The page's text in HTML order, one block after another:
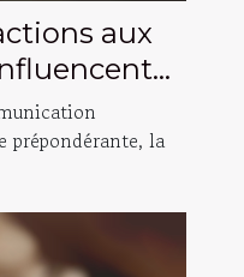
aux
prépondérante, la